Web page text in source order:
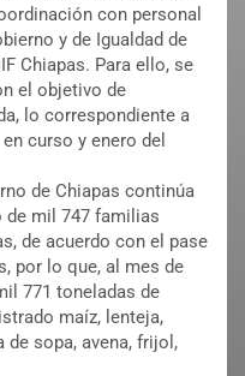
con personal
y de Igualdad de
Chiapas. Para ello, se
el objetivo de
lo correspondiente a
curso y enero del
de Chiapas continúa
de mil 747 familias
de acuerdo con el pase
por lo que, al mes de
771 toneladas de
maíz, lenteja,
de sopa, avena, frijol,